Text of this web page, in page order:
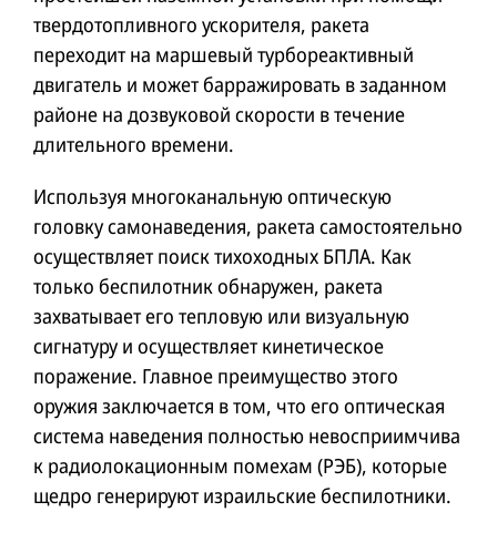
твердотопливного ускорителя, ракета
переходит на маршевый турбореактивный
двигатель и может барражировать в заданном
районе на дозвуковой скорости в течение
длительного времени.
Используя многоканальную оптическую
головку самонаведения, ракета самостоятельно
осуществляет поиск тихоходных БПЛА. Как
только беспилотник обнаружен, ракета
захватывает его тепловую или визуальную
сигнатуру и осуществляет кинетическое
поражение. Главное преимущество этого
оружия заключается в том, что его оптическая
система наведения полностью невосприимчива
к радиолокационным помехам (РЭБ), которые
щедро генерируют израильские беспилотники.